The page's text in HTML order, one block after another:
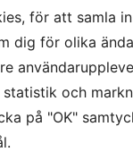
500 L
för att samla in
dig för olika
och
på "OK"